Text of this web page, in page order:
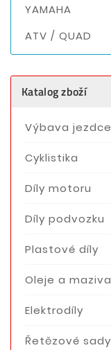
YAMAHA
ATV / QUAD
Katalog zboží
Výbava jezdce
Cyklistika
Díly motoru
Díly podvozku
Plastové díly
Oleje a maziva
Elektrodíly
Řetězové sady